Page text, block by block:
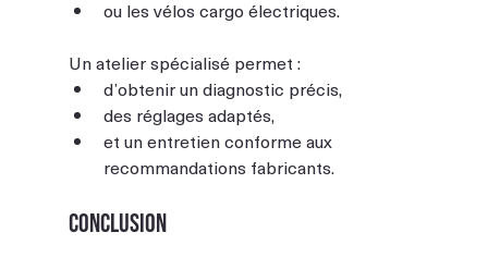
ou les vélos cargo électriques.
Un atelier spécialisé permet :
d’obtenir un diagnostic précis,
des réglages adaptés,
et un entretien conforme aux
recommandations fabricants.
Conclusion